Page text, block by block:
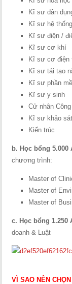
Kĩ sư dân
Kĩ sư hệ
Kĩ sư điện /
Kĩ sư cơ khí
Kĩ sư cơ điện
Kĩ sư tái tạo
Kĩ sư phần
Kĩ sư y sinh
Cử nhân
Kĩ sư khảo sát
Kiến trúc
b. Học bổng 5.000
chương trình:
Master of
Master of
Master of
c. Học bổng 1.250
doanh & Luật
VÌ SAO NÊN